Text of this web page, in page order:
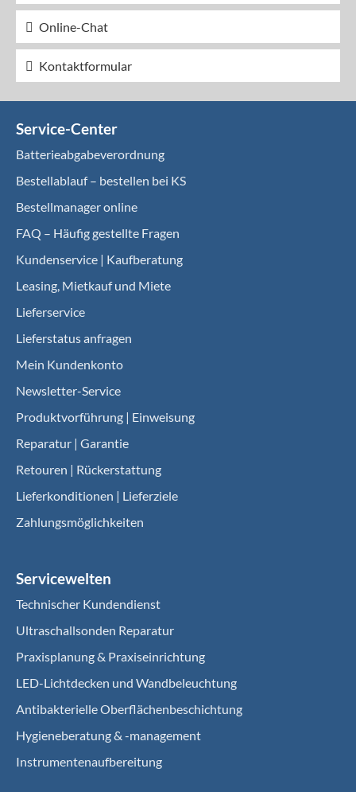
Online-Chat
Kontaktformular
Service-Center
Batterieabgabeverordnung
Bestellablauf – bestellen bei KS
Bestellmanager online
FAQ – Häufig gestellte Fragen
Kundenservice | Kaufberatung
Leasing, Mietkauf und Miete
Lieferservice
Lieferstatus anfragen
Mein Kundenkonto
Newsletter-Service
Produktvorführung | Einweisung
Reparatur | Garantie
Retouren | Rückerstattung
Lieferkonditionen | Lieferziele
Zahlungsmöglichkeiten
Servicewelten
Technischer Kundendienst
Ultraschallsonden Reparatur
Praxisplanung & Praxiseinrichtung
LED-Lichtdecken und Wandbeleuchtung
Antibakterielle Oberflächenbeschichtung
Hygieneberatung & -management
Instrumentenaufbereitung